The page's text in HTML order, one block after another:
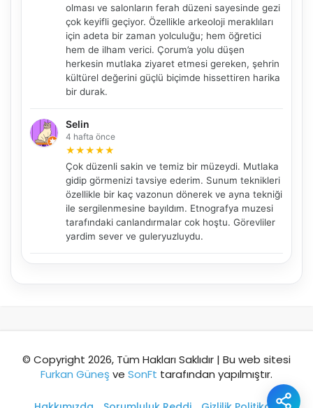
olması ve salonların ferah düzeni sayesinde gezi
çok keyifli geçiyor. Özellikle arkeoloji meraklıları
için adeta bir zaman yolculuğu; hem öğretici
hem de ilham verici. Çorum’a yolu düşen
herkesin mutlaka ziyaret etmesi gereken, şehrin
kültürel değerini güçlü biçimde hissettiren harika
bir durak.
Selin
4 hafta önce
★★★★★
Çok düzenli sakin ve temiz bir müzeydi. Mutlaka
gidip görmenizi tavsiye ederim. Sunum teknikleri
özellikle bir kaç vazonun dönerek ve ayna tekniği
ile sergilenmesine bayıldım. Etnografya muzesi
tarafındaki canlandırmalar cok hoştu. Görevliler
yardim sever ve guleryuzluydu.
© Copyright 2026, Tüm Hakları Saklıdır | Bu web sitesi
Furkan Güneş ve SonFt tarafından yapılmıştır.
NBY Akıllı Asistan
AI kullanmadan, sitedeki gerçek yerlerle akıllı rota
Şehir / ilçe
🧭 Rehber ⭐ Popüler ✨ İlk kez gelen
🌿 Doğa 👨‍👩‍👧 Aile/Çocuk
🚶 Yürüyüş
Akıllı rota öner